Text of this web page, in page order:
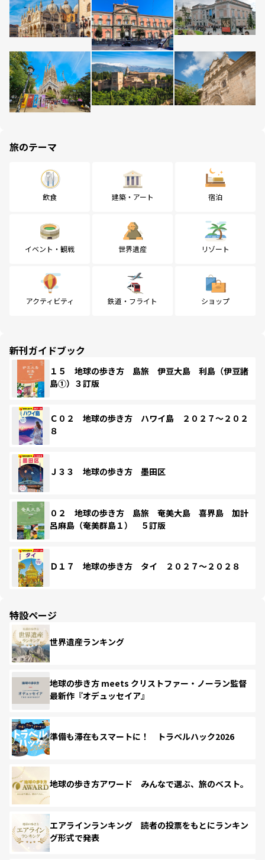
旅のテーマ
飲食 建築・アート 宿泊
イベント・観戦 世界遺産 リゾート
アクティビティ 鉄道・フライト ショップ
新刊ガイドブック
１５ 地球の歩き方 島旅 伊豆大島 利島（伊豆諸
島①）３訂版
Ｃ０２ 地球の歩き方 ハワイ島 ２０２７～２０２
８
Ｊ３３ 地球の歩き方 墨田区
０２ 地球の歩き方 島旅 奄美大島 喜界島 加計
呂麻島（奄美群島１） ５訂版
Ｄ１７ 地球の歩き方 タイ ２０２７～２０２８
特設ページ
世界遺産ランキング
地球の歩き方 meets クリストファー・ノーラン監督
最新作『オデュッセイア』
準備も滞在もスマートに！ トラベルハック2026
地球の歩き方アワード みんなで選ぶ、旅のベスト。
エアラインランキング 読者の投票をもとにランキン
グ形式で発表